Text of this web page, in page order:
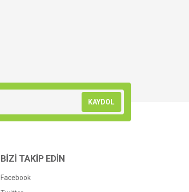
KAYDOL
BİZİ TAKİP EDİN
Facebook